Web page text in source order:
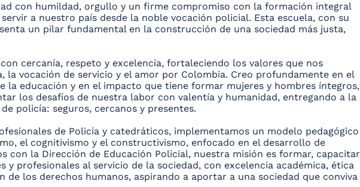
con humildad, orgullo y un firme compromiso con la formación integral
a nuestro país desde la noble vocación policial. Esta escuela, con su
un pilar fundamental en la construcción de una sociedad más justa,
cercanía, respeto y excelencia, fortaleciendo los valores que nos
la vocación de servicio y el amor por Colombia. Creo profundamente en el
la educación y en el impacto que tiene formar mujeres y hombres íntegros,
los desafíos de nuestra labor con valentía y humanidad, entregando a la
policía: seguros, cercanos y presentes.
de Policía y catedráticos, implementamos un modelo pedagógico
el cognitivismo y el constructivismo, enfocado en el desarrollo de
con la Dirección de Educación Policial, nuestra misión es formar, capacitar
y profesionales al servicio de la sociedad, con excelencia académica, ética
de los derechos humanos, aspirando a aportar a una sociedad que conviva